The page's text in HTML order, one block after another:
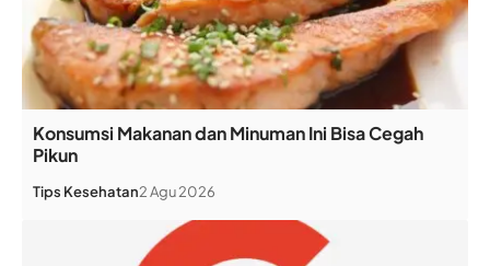
Konsumsi Makanan dan Minuman Ini Bisa Cegah
Pikun
Tips Kesehatan2 Agu 2026